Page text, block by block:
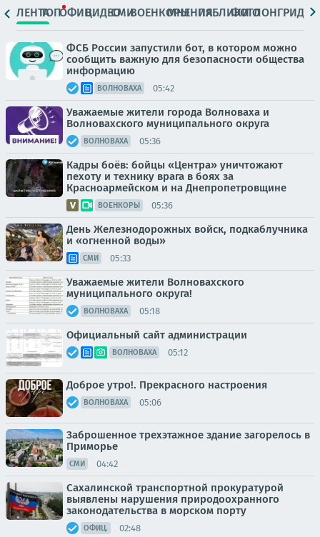
ЛЕНТАТОПОФИЦ.ВИДЕОСМИВОЕНКОРЫМНЕНИЯПАБЛИКИ
ФОТОЛОНГРИДЫ
ФСБ России запустили бот, в котором можно
сообщить важную для безопасности общества
информацию
ВОЛНОВАХА 05:42
Уважаемые жители города Волноваха и
Волновахского муниципального округа
ВОЛНОВАХА 05:36
Кадры боёв: бойцы «Центра» уничтожают
пехоту и технику врага в боях за
Красноармейском и на Днепропетровщине
ВОЕНКОРЫ 05:36
День Железнодорожных войск, подкаблучника
и «огненной воды»
СМИ 05:33
Уважаемые жители Волновахского
муниципального округа!
ВОЛНОВАХА 05:18
Официальный сайт администрации
ВОЛНОВАХА 05:12
Доброе утро!. Прекрасного настроения
ВОЛНОВАХА 05:06
Заброшенное трехэтажное здание загорелось в
Приморье
СМИ 04:42
Сахалинской транспортной прокуратурой
выявлены нарушения природоохранного
законодательства в морском порту
ОФИЦ. 02:48